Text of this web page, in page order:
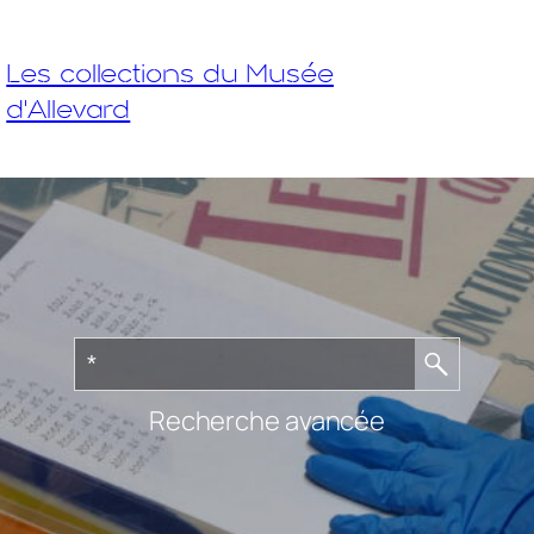
Les collections du Musée
d'Allevard
Recherche avancée